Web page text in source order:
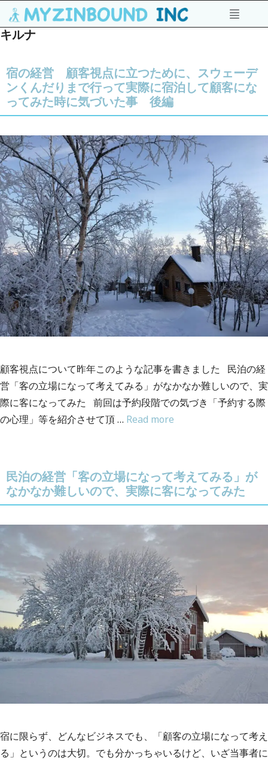
キルナ
宿の経営 顧客視点に立つために、スウェーデ
ンくんだりまで行って実際に宿泊して顧客にな
ってみた時に気づいた事 後編
顧客視点について昨年このような記事を書きました 民泊の経
営「客の立場になって考えてみる」がなかなか難しいので、実
際に客になってみた 前回は予約段階での気づき「予約する際
の心理」等を紹介させて頂 … Read more
民泊の経営「客の立場になって考えてみる」が
なかなか難しいので、実際に客になってみた
宿に限らず、どんなビジネスでも、「顧客の立場になって考え
る」というのは大切。でも分かっちゃいるけど、いざ当事者に